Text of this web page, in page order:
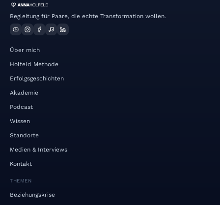
Begleitung für Paare, die echte Transformation wollen.
Über mich
Holfeld Methode
Erfolgsgeschichten
Akademie
Podcast
Wissen
Standorte
Medien & Interviews
Kontakt
THEMEN
Beziehungskrise